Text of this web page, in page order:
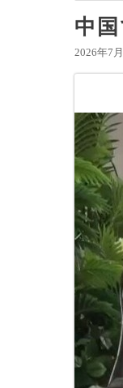
中
2026年7